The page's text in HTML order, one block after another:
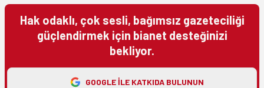
Hak odaklı, çok sesli, bağımsız gazeteciliği
güçlendirmek için bianet desteğinizi
bekliyor.
GOOGLE ILE KATKIDA BULUNUN